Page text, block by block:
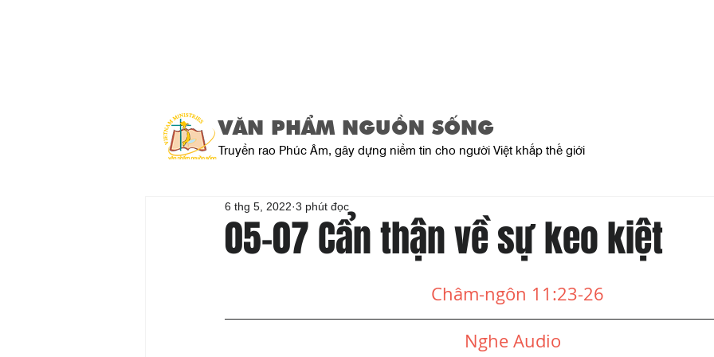
VĂN PHẨM NGUỒN SỐNG
Truyền rao Phúc Âm, gây dựng niềm tin cho người Việt khắp thế giới
05-07 Cẩn thận về sự keo kiệt
6 thg 5, 2022 3 phút đọc
Châm-ngôn 11:23-26
Nghe Audio